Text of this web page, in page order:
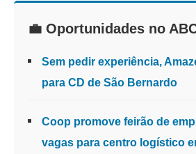
💼 Oportunidades no
Sem pedir experiência,
para CD de São Bernardo
Coop promove feirão de
vagas para centro logístico